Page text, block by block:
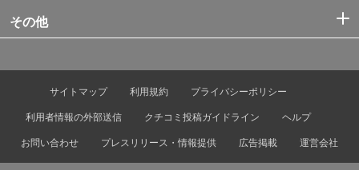
その他
サイトマップ 利用規約
プライバシーポリシー
利用者情報の外部送信
クチコミ投稿ガイドライン
ヘルプ
お問い合わせ
プレスリリース・情報提供 広告掲載 運営会社